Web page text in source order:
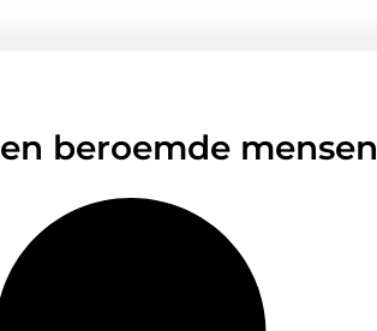
en beroemde mensen